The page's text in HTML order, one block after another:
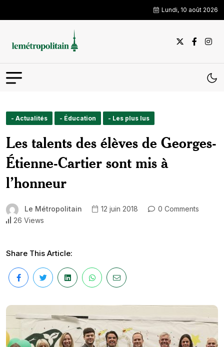
Lundi, 10 août 2026
- Actualités - Éducation - Les plus lus
Les talents des élèves de Georges-
Étienne-Cartier sont mis à
l’honneur
Le Métropolitain 12 juin 2018
0 Comments
26 Views
Share This Article: